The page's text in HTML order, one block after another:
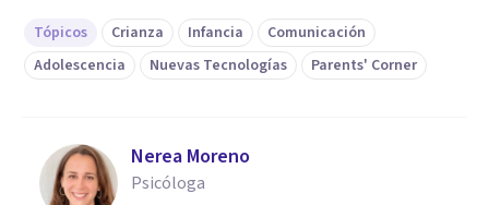
Tópicos Crianza Infancia
Comunicación
Adolescencia
Nuevas Tecnologías Parents' Corner
Nerea Moreno
Psicóloga